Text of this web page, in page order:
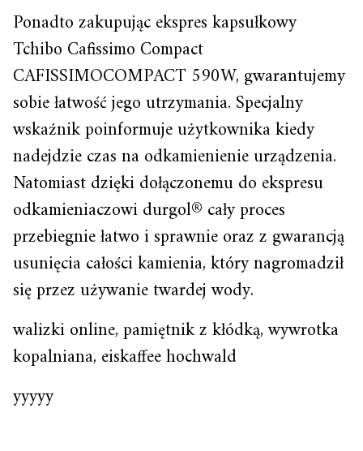
Ponadto zakupując ekspres kapsułkowy
Tchibo Cafissimo Compact
CAFISSIMOCOMPACT 590W, gwarantujemy
sobie łatwość jego utrzymania. Specjalny
wskaźnik poinformuje użytkownika kiedy
nadejdzie czas na odkamienienie urządzenia.
Natomiast dzięki dołączonemu do ekspresu
odkamieniaczowi durgol® cały proces
przebiegnie łatwo i sprawnie oraz z gwarancją
usunięcia całości kamienia, który nagromadził
się przez używanie twardej wody.
walizki online, pamiętnik z kłódką, wywrotka
kopalniana, eiskaffee hochwald
yyyyy